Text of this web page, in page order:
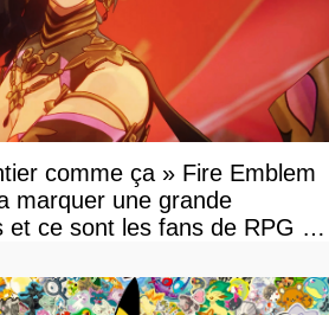
comme ça » Fire Emblem
marquer une grande
et ce sont les fans de RPG en